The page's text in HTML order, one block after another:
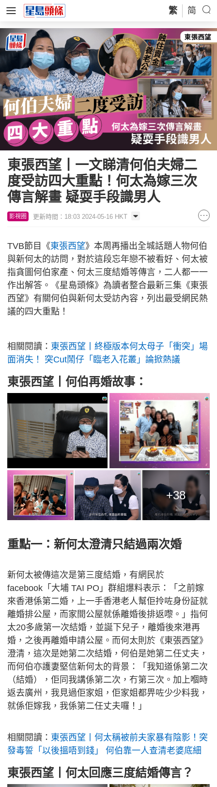
繁 简
東張西望丨一文睇清何伯夫婦二
度受訪四大重點！何太為嫁三次
傳言解畫 疑耍手段識男人
影視圈 更新時間：18:03 2024-05-16 HKT
TVB節目《東張西望》本周再播出全城話題人物何伯
與新何太的訪問，對於這段忘年戀不被看好、何太被
指貪圖何伯家產、何太三度結婚等傳言，二人都一一
作出解答。《星島頭條》為讀者整合最新三集《東張
西望》有關何伯與新何太受訪內容，列出最受網民熱
議的四大重點！
相關閱讀： 東張西望丨終極版本何太母子「衝突」場
面消失！ 突Cut鬧仔「臨老入花叢」論掀熱議
東張西望丨何伯再婚故事：
+38
重點一：新何太澄清只結過兩次婚
新何太被傳這次是第三度結婚，有網民於
facebook「大埔 TAI PO」群組爆料表示：「之前嫁
來香港係第二婚，上一手香港老人幫佢拎咗身份証就
離婚排公屋，而家間公屋就係離婚後排返嚟。」指何
太20多歲第一次結婚，並誕下兒子，離婚後來港再
婚，之後再離婚申請公屋。而何太則於《東張西望》
澄清，這次是她第二次結婚，何伯是她第二任丈夫，
而何伯亦護妻堅信新何太的背景：「我知道係第二次
（結婚），佢同我講係第二次，冇第三次。加上嗰時
返去廣州，我見過佢家姐，佢家姐都畀咗少少料我，
就係佢嫁我，我係第二任丈夫囉！」
相關閱讀： 東張西望丨何太稱被前夫家暴有陰影！突
發毒誓「以後搵唔到錢」 何伯靠一人查清老婆底細
東張西望丨何太回應三度結婚傳言？